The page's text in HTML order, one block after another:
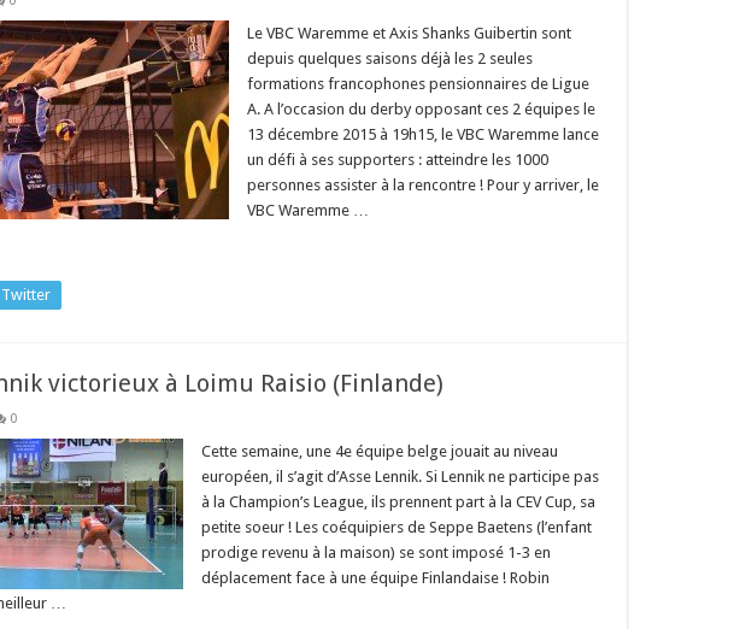
Le VBC Waremme et Axis Shanks Guibertin sont
depuis quelques saisons déjà les 2 seules
formations francophones pensionnaires de Ligue
A. A l’occasion du derby opposant ces 2 équipes le
13 décembre 2015 à 19h15, le VBC Waremme lance
un défi à ses supporters : atteindre les 1000
personnes assister à la rencontre ! Pour y arriver, le
VBC Waremme …
Twitter
victorieux à Loimu Raisio (Finlande)
0
Cette semaine, une 4e équipe belge jouait au niveau
européen, il s’agit d’Asse Lennik. Si Lennik ne participe pas
à la Champion’s League, ils prennent part à la CEV Cup, sa
petite soeur ! Les coéquipiers de Seppe Baetens (l’enfant
prodige revenu à la maison) se sont imposé 1-3 en
déplacement face à une équipe Finlandaise ! Robin
…